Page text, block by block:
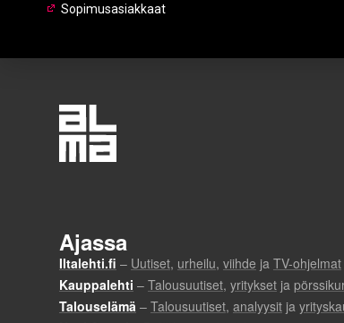
Sopimusasiakkaat